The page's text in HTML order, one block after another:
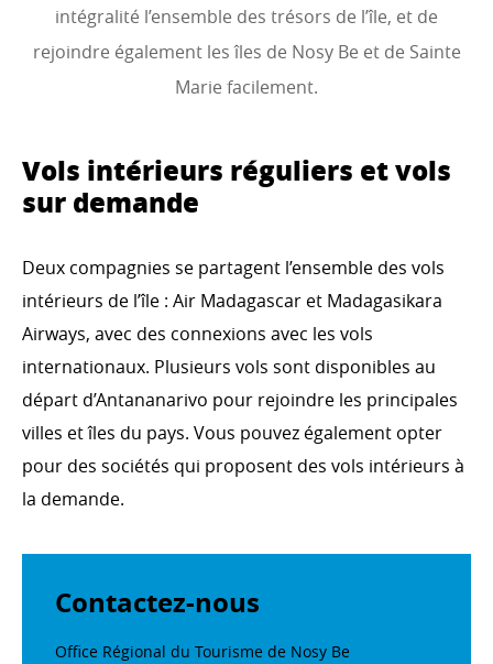
intégralité l’ensemble des trésors de l’île, et de
rejoindre également les îles de Nosy Be et de Sainte
Marie facilement.
Vols intérieurs réguliers et vols
sur demande
Deux compagnies se partagent l’ensemble des vols
intérieurs de l’île : Air Madagascar et Madagasikara
Airways, avec des connexions avec les vols
internationaux. Plusieurs vols sont disponibles au
départ d’Antananarivo pour rejoindre les principales
villes et îles du pays. Vous pouvez également opter
pour des sociétés qui proposent des vols intérieurs à
la demande.
Contactez-nous
Office Régional du Tourisme de Nosy Be